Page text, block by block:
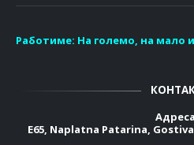
Работиме: На големо, на мало
E65, Naplatna Patarina,